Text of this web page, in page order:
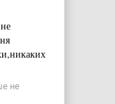
не